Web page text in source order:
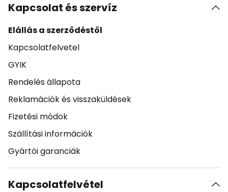
Kapcsolat és szervíz
Elállás a szerződéstől
Kapcsolatfelvetel
GYIK
Rendelés állapota
Reklamációk és visszaküldések
Fizetési módok
Szállítási információk
Gyártói garanciák
Kapcsolatfelvétel